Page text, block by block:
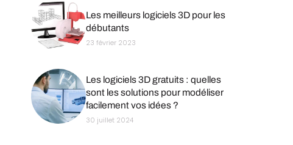
Les meilleurs logiciels 3D pour les
débutants
23 février 2023
Les logiciels 3D gratuits : quelles
sont les solutions pour modéliser
facilement vos idées ?
30 juillet 2024